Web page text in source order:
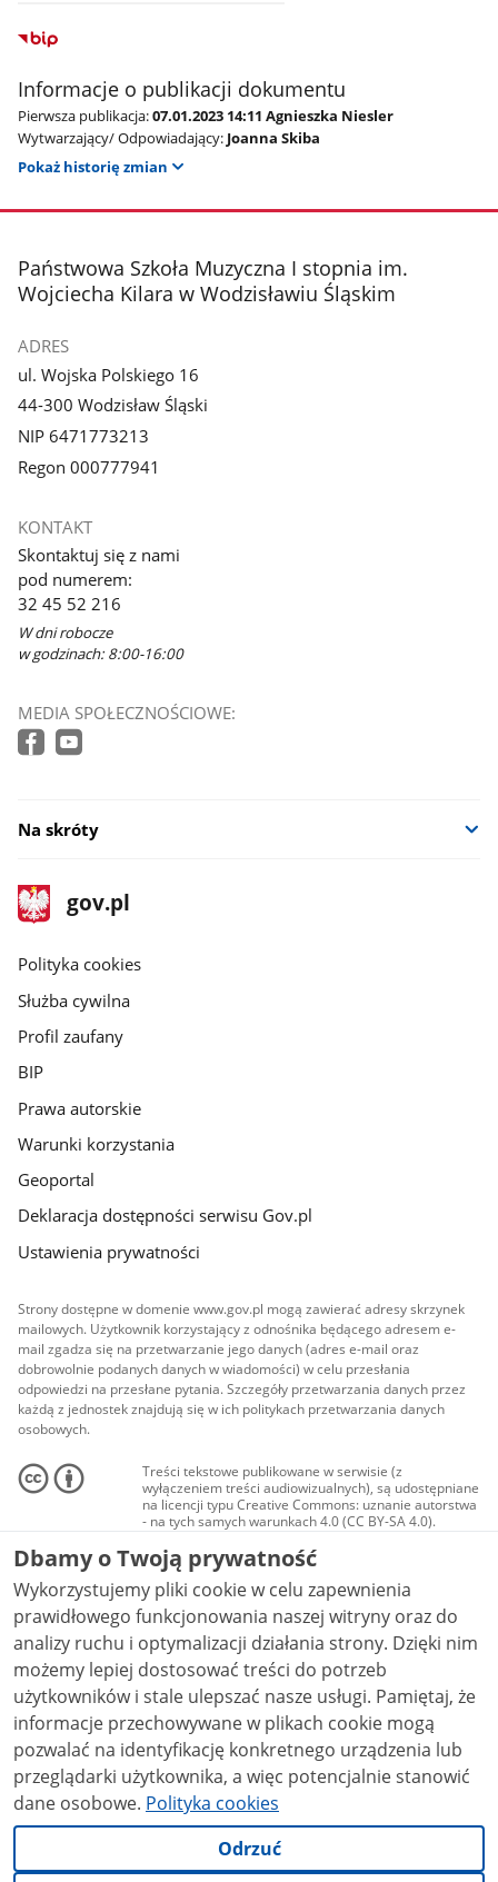
Informacje o publikacji dokumentu
Pierwsza publikacja:07.01.2023 14:11 Agnieszka Niesler
Wytwarzający/ Odpowiadający: Joanna Skiba
Pokaż historię zmian
stopka
Państwowa Szkoła Muzyczna I stopnia im.
Wojciecha Kilara w Wodzisławiu Śląskim
ADRES
ul. Wojska Polskiego 16
44-300 Wodzisław Śląski
NIP 6471773213
Regon 000777941
KONTAKT
Skontaktuj się z nami
pod numerem:
32 45 52 216
W dni robocze
w godzinach: 8:00-16:00
MEDIA SPOŁECZNOŚCIOWE:
Na skróty
stopka
gov.pl
Strona
gov.pl
gov.pl
Polityka cookies
Służba cywilna
Profil zaufany
BIP
Prawa autorskie
Warunki korzystania
Geoportal
Deklaracja dostępności serwisu Gov.pl
Ustawienia prywatności
Strony dostępne w domenie www.gov.pl mogą zawierać adresy skrzynek
mailowych. Użytkownik korzystający z odnośnika będącego adresem e-
mail zgadza się na przetwarzanie jego danych (adres e-mail oraz
dobrowolnie podanych danych w wiadomości) w celu przesłania
odpowiedzi na przesłane pytania. Szczegóły przetwarzania danych przez
każdą z jednostek znajdują się w ich politykach przetwarzania danych
osobowych.
Treści tekstowe publikowane w serwisie (z
wyłączeniem treści audiowizualnych), są udostępniane
na licencji typu Creative Commons: uznanie autorstwa
- na tych samych warunkach 4.0 (CC BY-SA 4.0).
Materiały audiowizualne, w tym zdjęcia, materiały
audio i wideo, są udostępniane na licencji typu
Creative Commons: uznanie autorstwa użycie
niekomercyjne - bez utworów zależnych 4.0 (CC BY-
NC-ND 4.0), o ile nie jest to stwierdzone inaczej.
Dbamy o Twoją prywatność
Wykorzystujemy pliki cookie w celu zapewnienia
prawidłowego funkcjonowania naszej witryny oraz do
analizy ruchu i optymalizacji działania strony. Dzięki nim
możemy lepiej dostosować treści do potrzeb
użytkowników i stale ulepszać nasze usługi. Pamiętaj, że
informacje przechowywane w plikach cookie mogą
pozwalać na identyfikację konkretnego urządzenia lub
przeglądarki użytkownika, a więc potencjalnie stanowić
dane osobowe. Polityka cookies
Odrzuć